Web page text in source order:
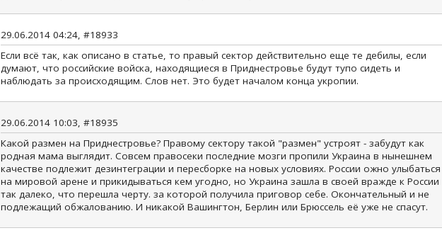
29.06.2014 04:24, #18933
Если всё так, как описано в статье, то правый сектор действительно еще те дебилы, если
думают, что российские войска, находящиеся в Приднестровье будут тупо сидеть и
наблюдать за происходящим. Слов нет. Это будет началом конца укропии.
29.06.2014 10:03, #18935
Какой размен на Приднестровье? Правому сектору такой "размен" устроят - забудут как
родная мама выглядит. Совсем правосеки последние мозги пропили Украина в нынешнем
качестве подлежит дезинтеграции и пересборке на новых условиях. России ожно улыбаться
на мировой арене и прикидываться кем угодно, но Украина зашла в своей вражде к России
так далеко, что перешла черту. за которой получила приговор себе. Окончательный и не
подлежащий обжалованию. И никакой Вашингтон, Берлин или Брюссель её уже не спасут.